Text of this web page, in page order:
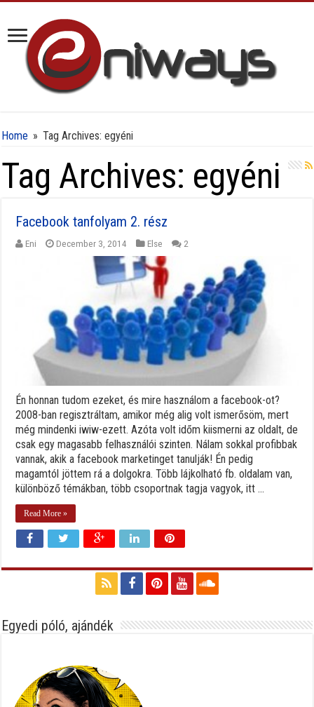
Home » Tag Archives: egyéni
Tag Archives: egyéni
Facebook tanfolyam 2. rész
Eni December 3, 2014 Else 2
Én honnan tudom ezeket, és mire használom a facebook-ot?
2008-ban regisztráltam, amikor még alig volt ismerősöm, mert
még mindenki iwiw-ezett. Azóta volt időm kiismerni az oldalt, de
csak egy magasabb felhasználói szinten. Nálam sokkal profibbak
vannak, akik a facebook marketinget tanulják! Én pedig
magamtól jöttem rá a dolgokra. Több lájkolható fb. oldalam van,
különböző témákban, több csoportnak tagja vagyok, itt ...
Read More »
Egyedi póló, ajándék